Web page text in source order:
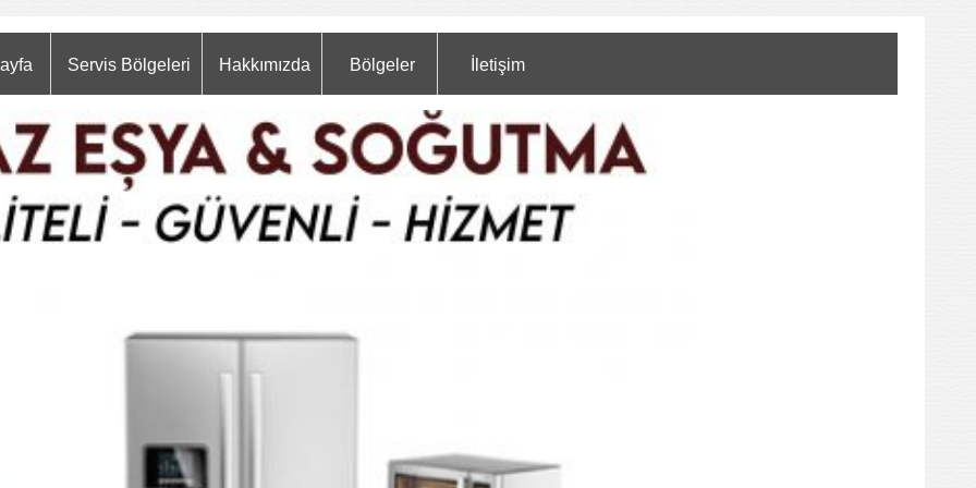
Servis Bölgeleri Hakkımızda Bölgeler İletişim